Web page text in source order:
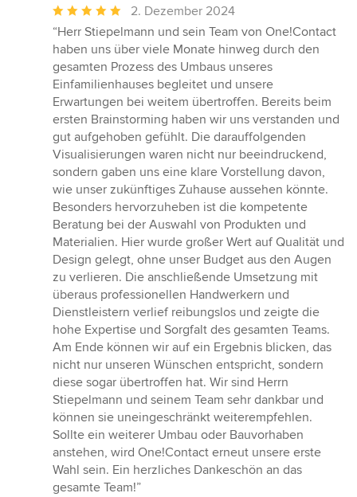
Durchschnittliche
Bewertung:
5
von
5
Sternen
2. Dezember 2024
“Herr Stiepelmann und sein Team von One!Contact
haben uns über viele Monate hinweg durch den
gesamten Prozess des Umbaus unseres
Einfamilienhauses begleitet und unsere
Erwartungen bei weitem übertroffen. Bereits beim
ersten Brainstorming haben wir uns verstanden und
gut aufgehoben gefühlt. Die darauffolgenden
Visualisierungen waren nicht nur beeindruckend,
sondern gaben uns eine klare Vorstellung davon,
wie unser zukünftiges Zuhause aussehen könnte.
Besonders hervorzuheben ist die kompetente
Beratung bei der Auswahl von Produkten und
Materialien. Hier wurde großer Wert auf Qualität und
Design gelegt, ohne unser Budget aus den Augen
zu verlieren. Die anschließende Umsetzung mit
überaus professionellen Handwerkern und
Dienstleistern verlief reibungslos und zeigte die
hohe Expertise und Sorgfalt des gesamten Teams.
Am Ende können wir auf ein Ergebnis blicken, das
nicht nur unseren Wünschen entspricht, sondern
diese sogar übertroffen hat. Wir sind Herrn
Stiepelmann und seinem Team sehr dankbar und
können sie uneingeschränkt weiterempfehlen.
Sollte ein weiterer Umbau oder Bauvorhaben
anstehen, wird One!Contact erneut unsere erste
Wahl sein. Ein herzliches Dankeschön an das
gesamte Team!”